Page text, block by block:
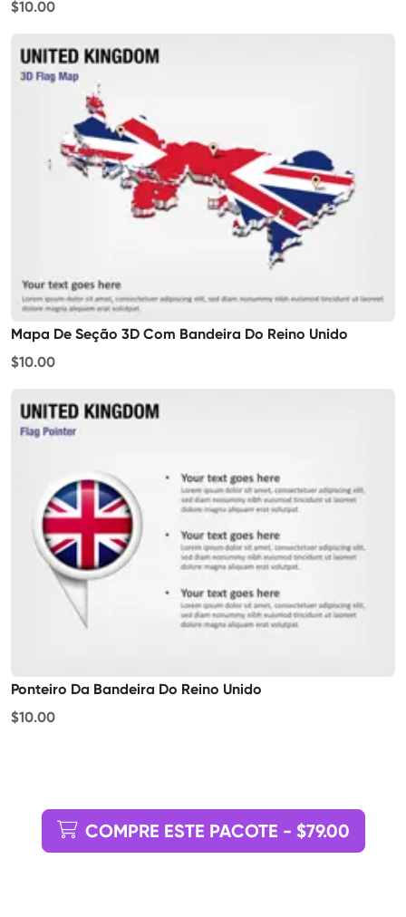
$10.00
Mapa De Seção 3D Com Bandeira Do Reino Unido
$10.00
Ponteiro Da Bandeira Do Reino Unido
$10.00
COMPRE ESTE PACOTE - $79.00